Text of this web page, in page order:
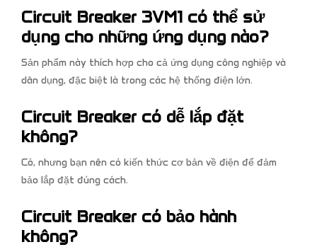
Circuit Breaker 3VM1 có thể sử
dụng cho những ứng dụng nào?
Sản phẩm này thích hợp cho cả ứng dụng công nghiệp và
dân dụng, đặc biệt là trong các hệ thống điện lớn.
Circuit Breaker có dễ lắp đặt
không?
Có, nhưng bạn nên có kiến thức cơ bản về điện để đảm
bảo lắp đặt đúng cách.
Circuit Breaker có bảo hành
không?